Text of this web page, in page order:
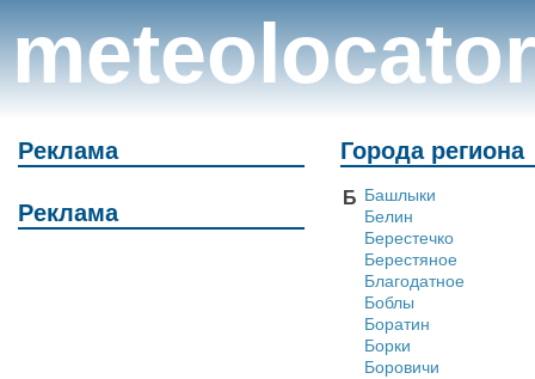
meteolocator
Реклама
Реклама
Города региона
Б Башлыки
Белин
Берестечко
Берестяное
Благодатное
Боблы
Боратин
Борки
Боровичи